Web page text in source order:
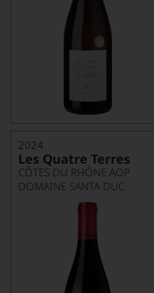
2024
Les Quatre Terres
CÔTES DU RHÔNE AOP
DOMAINE SANTA DUC